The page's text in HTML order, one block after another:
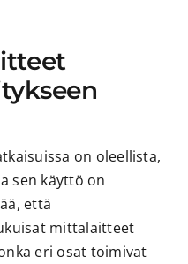
on oleellista,
sen käyttö on
että
mittalaitteet
eri osat toimivat